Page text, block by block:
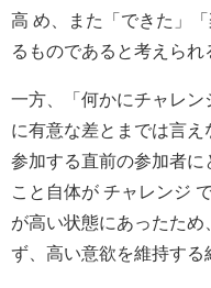
高 め、また「できた」
るものであると考えられ
一方、「何かにチャレ
に有意な差とまでは言
参加する直前の参加者に
こと自体が チャレンジ
が高い状態にあったた
ず、高い意欲を維持する